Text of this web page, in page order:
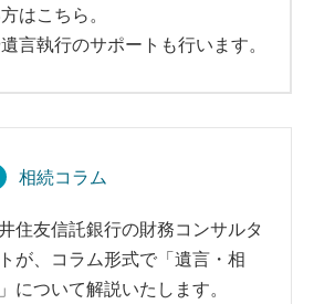
はこちら。
言執行のサポートも行います。
相続コラム
住友信託銀行の財務コンサルタ
が、コラム形式で「遺言・相
について解説いたします。